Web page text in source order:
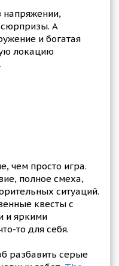
напряжении,
А
и богатая
локацию
чем просто игра.
полное смеха,
ситуаций.
квесты с
и яркими
то для себя.
разбавить серые